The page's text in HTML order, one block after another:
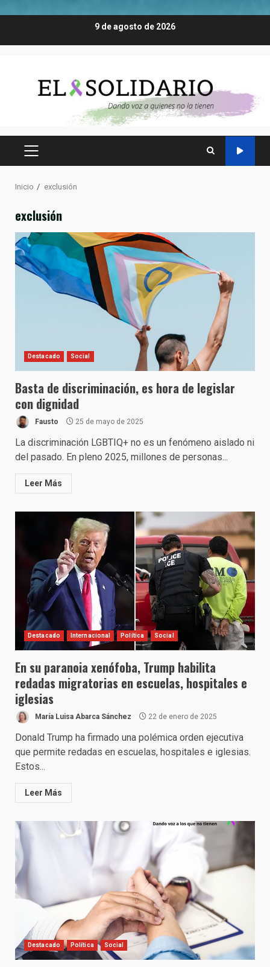
9 de agosto de 2026
MENÚ
Inicio exclusión
exclusión
Destacado Social
Basta de discriminación, es hora de legislar
con dignidad
Fausto 25 de mayo de 2025
La discriminación LGBTIQ+ no es un fenómeno aislado ni
del pasado. En pleno 2025, millones de personas...
Leer Más
Destacado Internacional Política Social
En su paranoia xenófoba, Trump habilita
redadas migratorias en escuelas, hospitales e
iglesias
María Luisa Abarca Sánchez 22 de enero de 2025
Donald Trump ha firmado una polémica orden ejecutiva
que permite redadas en escuelas, hospitales e iglesias.
Estos...
Leer Más
Destacado Política Social